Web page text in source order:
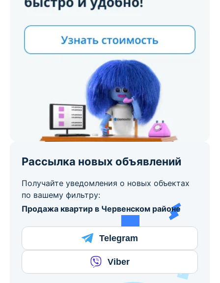
Рассылка новых объявлений
Получайте уведомления о новых объектах
по вашему фильтру:
Продажа квартир в Червенском районе
Telegram
Viber